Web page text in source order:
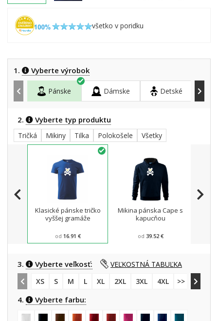
všetko v poridku
1. Vyberte výrobok
Pánske Dámske Detské
2. Vyberte typ produktu
Tričká Mikiny Tilka Polokošele Všetky
Klasické pánske tričko
vyššej gramáže
od 16.91 €
Mikina pánska Cape s
kapucňou
od 39.52 €
3. Vyberte veľkosť:
VEĽKOSTNÁ TABUĽKA
XS
S M L XL 2XL 3XL 4XL >> 5XL
4. Vyberte farbu: